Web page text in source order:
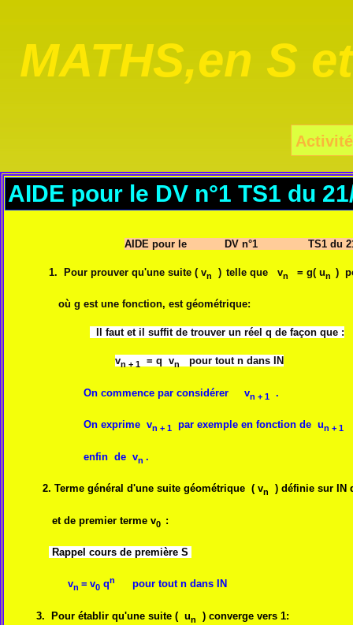
MATHS,en S
Activité
AIDE pour le DV n°1 TS1 du
AIDE pour le DV n°1 TS1 du 21/
1. Pour prouver qu'une suite ( vn ) telle que vn = g( un )
où g est une fonction, est géométrique:
Il faut et il suffit de trouver un réel q de façon que :
vn + 1 = q vn pour tout n dans IN
On commence par considérer vn + 1 .
On exprime vn + 1 par exemple en fonction de un + 1
enfin de vn .
2. Terme général d'une suite géométrique ( vn ) définie sur IN
et de premier terme v0 :
Rappel cours de première S
vn = v0 qn pour tout n dans IN
3. Pour établir qu'une suite ( un ) converge vers 1: